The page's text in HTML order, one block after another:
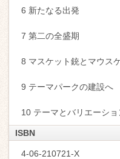
6 新たなる出発
7 第二の全盛期
8 マスケット銃とマウス
9 テーマパークの建設へ
10 テーマとバリエーショ
ISBN
4-06-210721-X